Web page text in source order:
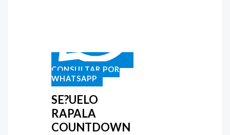
CONSULTAR POR
WHATSAPP
SE?UELO
RAPALA
COUNTDOWN